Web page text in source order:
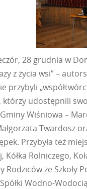
28 grudnia w
z życia wsi” –
przybyli
którzy udostępnili
Wiśniowa –
Twardosz
Przybyła też
Kółka Rolniczego,
Rodziców ze Szkoły
Wodno-